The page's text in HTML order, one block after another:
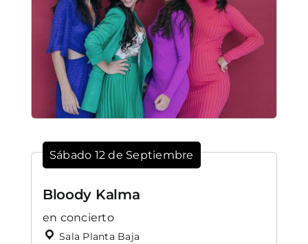
Sábado 12 de Septiembre
Bloody Kalma
en concierto
Sala Planta Baja